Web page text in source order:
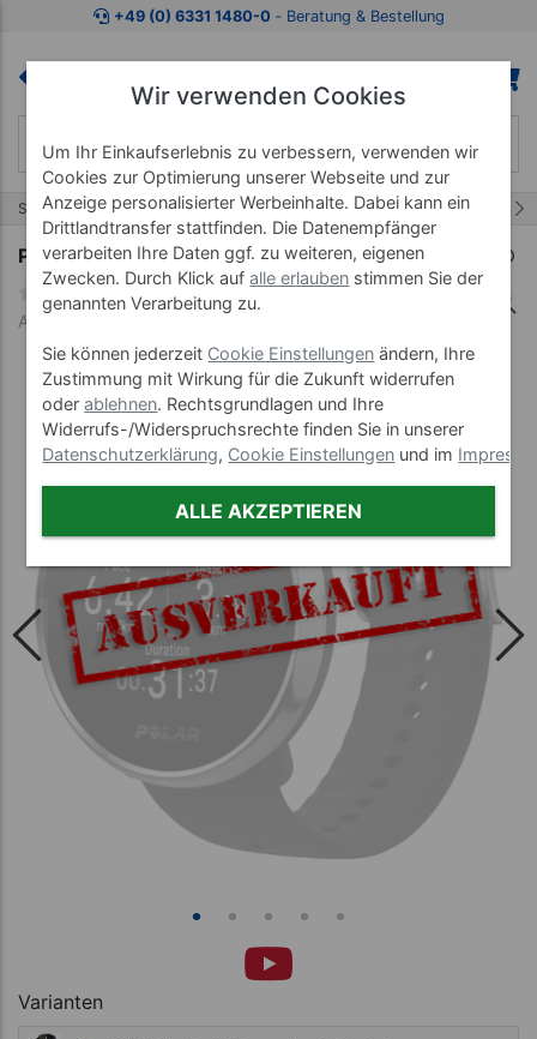
Zum Kaufbereich springen Zur Produktbeschreibung
+49 (0) 6331 1480-0 ‐ Beratung & Bestellung
Start Pulsuhren & Zubehör Polar Pulsuhren 11/38
POLAR Ignite Fitnessuhr, Größe S
Art-Nr. 28338--05
Varianten
Wir verwenden Cookies
Um Ihr Einkaufserlebnis zu verbessern, verwenden wir
Cookies zur Optimierung unserer Webseite und zur
Anzeige personalisierter Werbeinhalte. Dabei kann ein
Drittlandtransfer stattfinden. Die Datenempfänger
verarbeiten Ihre Daten ggf. zu weiteren, eigenen
Zwecken. Durch Klick aufalle erlauben stimmen Sie der
genannten Verarbeitung zu.
Sie können jederzeit Cookie Einstellungen ändern, Ihre
Zustimmung mit Wirkung für die Zukunft widerrufen
oderablehnen. Rechtsgrundlagen und Ihre
Widerrufs-/Widerspruchsrechte finden Sie in unserer
Datenschutzerklärung, Cookie Einstellungen und im
ALLE AKZEPTIEREN